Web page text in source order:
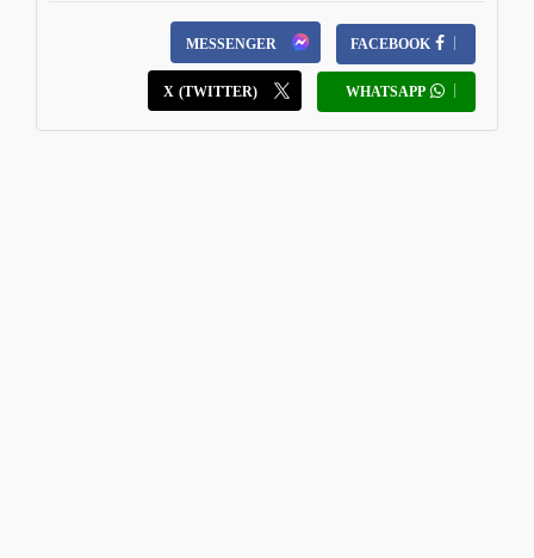
FACEBOOK
MESSENGER
WHATSAPP
X (TWITTER)